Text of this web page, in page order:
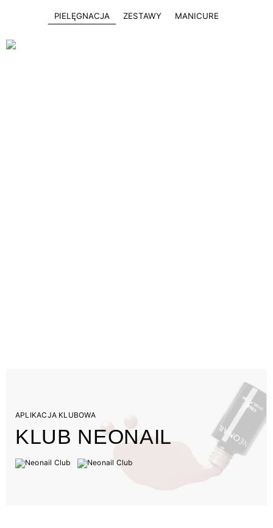
PIELĘGNACJA ZESTAWY MANICURE
APLIKACJA KLUBOWA
KLUB NEONAIL